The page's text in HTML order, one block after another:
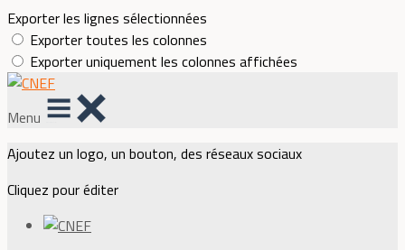
Exporter les lignes sélectionnées
Exporter toutes les colonnes
Exporter uniquement les colonnes affichées
Menu
Ajoutez un logo, un bouton, des réseaux sociaux
Cliquez pour éditer